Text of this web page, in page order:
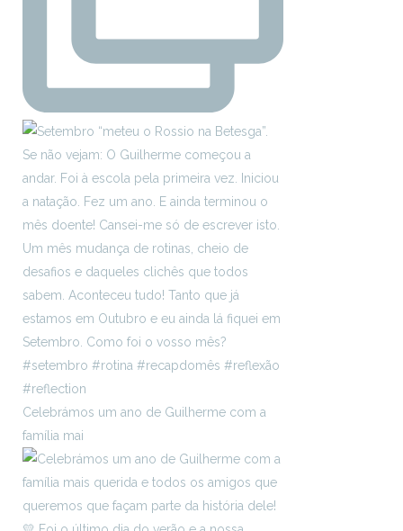
Celebrámos um ano de Guilherme com a
família mai